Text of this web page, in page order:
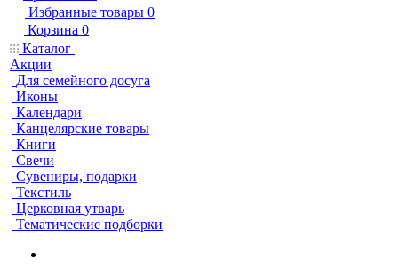
Избранные товары 0
Корзина 0
Каталог
Акции
Для семейного досуга
Иконы
Календари
Канцелярские товары
Книги
Свечи
Сувениры, подарки
Текстиль
Церковная утварь
Тематические подборки